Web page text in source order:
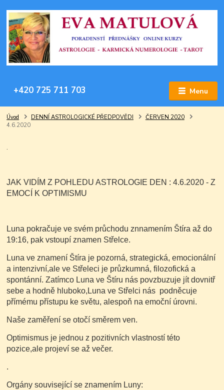
Menu
+420 725 711 703
Úvod DENNÍ ASTROLOGICKÉ PŘEDPOVĚDI
ČERVEN 2020
4.6.2020
.
JAK VIDÍM Z POHLEDU ASTROLOGIE DEN : 4.6.2020 - Z
EMOCÍ K OPTIMISMU
Luna pokračuje ve svém průchodu znnamením Štíra až do
19:16, pak vstoupí znamen Střelce.
Luna ve znamení Štíra je pozorná, strategická, emocionální
a intenzivní,ale ve Střeleci je průzkumná, filozofická a
spontánní. Zatímco Luna ve Štíru nás povzbuzuje jít dovnitř
sebe a hodně hluboko,Luna ve Střelci nás podněcuje
přímému přístupu ke světu, alespoň na emoční úrovni.
Naše zaměření se otočí směrem ven.
Optimismus je jednou z pozitivních vlastností této
pozice,ale projeví se až večer.
.
Orgány související se znamením Luny: